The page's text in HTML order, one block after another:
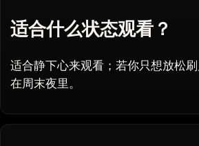
适合什么状态观看？
适合静下心来观看；若你只想放松
在周末夜里。